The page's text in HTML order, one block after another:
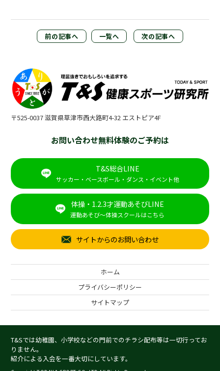
前の記事へ 一覧へ 次の記事へ
〒525-0037 滋賀県草津市西大路町4-32 エストピア4F
ホーム
プライバシーポリシー
サイトマップ
お問い合わせ無料体験のご予約は
T&S総合LINE
サッカー・ベースボール・ダンス・イベント他
体操・1.2.3才運動あそびLINE
運動あそび～体操スクールはこちら
サイトからのお問い合わせ
T&Sでは幼稚園、小学校などの門前でのチラシ配布等は一切行ってお
りません。
紹介による入会を一番大切にしています。